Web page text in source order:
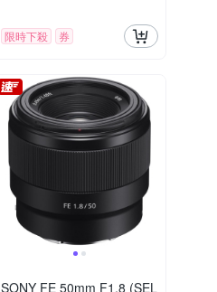
限時下殺 券
SONY FE 50mm F1.8 (SEL